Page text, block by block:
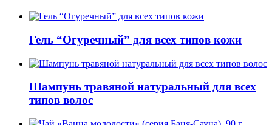
Гель “Огуречный” для всех типов кожи
Шампунь травяной натуральный для всех
типов волос